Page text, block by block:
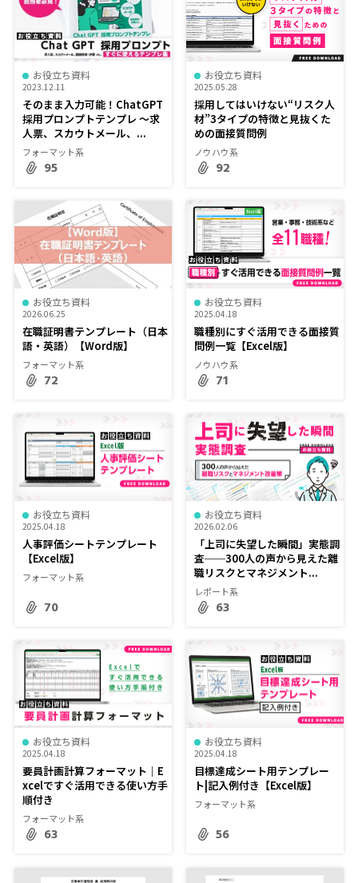
お役立ち資料
2023.12.11
そのまま入力可能！ChatGPT
採用プロンプトテンプレ ～求
人票、スカウトメール、...
フォーマット系
95
お役立ち資料
2025.05.28
採用してはいけない“リスク人
材”3タイプの特徴と見抜くた
めの面接質問例
ノウハウ系
92
お役立ち資料
2026.06.25
在職証明書テンプレート（日本
語・英語）【Word版】
フォーマット系
72
お役立ち資料
2025.04.18
職種別にすぐ活用できる面接質
問例一覧【Excel版】
ノウハウ系
71
お役立ち資料
2025.04.18
人事評価シートテンプレート
【Excel版】
フォーマット系
70
お役立ち資料
2026.02.06
「上司に失望した瞬間」実態調
査──300人の声から見えた離
職リスクとマネジメント...
レポート系
63
お役立ち資料
2025.04.18
要員計画計算フォーマット｜E
xcelですぐ活用できる使い方手
順付き
フォーマット系
63
お役立ち資料
2025.04.18
目標達成シート用テンプレー
ト|記入例付き【Excel版】
フォーマット系
56